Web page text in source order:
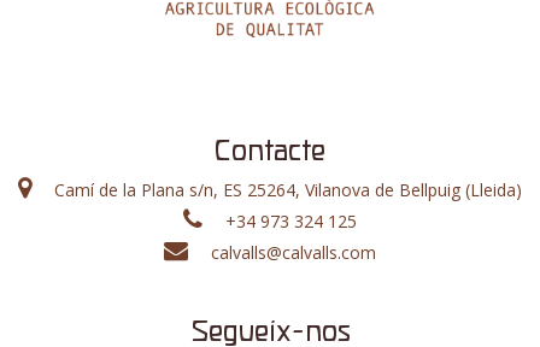
Contacte
Camí de la Plana s/n, ES 25264, Vilanova de Bellpuig (Lleida)
+34 973 324 125
calvalls@calvalls.com
Segueix-nos